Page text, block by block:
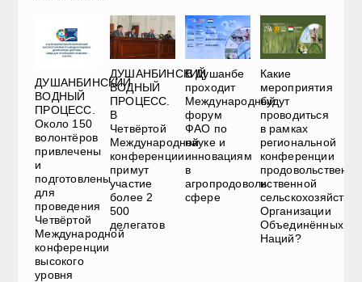
ДУШАНБИНСКИЙ
ВОДНЫЙ
ПРОЦЕСС.
Около 150
волонтёров
привлечены
и
подготовлены
для
проведения
Четвёртой
Международной
конференции
высокого
уровня
ДУШАНБИНСКИЙ
ВОДНЫЙ
ПРОЦЕСС.
В
Четвёртой
Международной
конференции
примут
участие
более 2
500
делегатов
В Душанбе
проходит
Международный
форум
ФАО по
науке и
инновациям
в
агропродовольственной
сфере
Какие
мероприятия
будут
проводиться
в рамках
региональной
конференции
и
Организации
Объединённых
Наций?